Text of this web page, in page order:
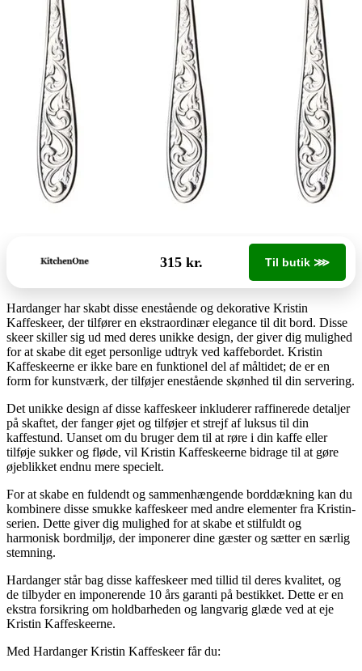
315 kr. Til butik ⋙
Hardanger har skabt disse enestående og dekorative Kristin
Kaffeskeer, der tilfører en ekstraordinær elegance til dit bord. Disse
skeer skiller sig ud med deres unikke design, der giver dig mulighed
for at skabe dit eget personlige udtryk ved kaffebordet. Kristin
Kaffeskeerne er ikke bare en funktionel del af måltidet; de er en
form for kunstværk, der tilføjer enestående skønhed til din servering.
Det unikke design af disse kaffeskeer inkluderer raffinerede detaljer
på skaftet, der fanger øjet og tilføjer et strejf af luksus til din
kaffestund. Uanset om du bruger dem til at røre i din kaffe eller
tilføje sukker og fløde, vil Kristin Kaffeskeerne bidrage til at gøre
øjeblikket endnu mere specielt.
For at skabe en fuldendt og sammenhængende borddækning kan du
kombinere disse smukke kaffeskeer med andre elementer fra Kristin-
serien. Dette giver dig mulighed for at skabe et stilfuldt og
harmonisk bordmiljø, der imponerer dine gæster og sætter en særlig
stemning.
Hardanger står bag disse kaffeskeer med tillid til deres kvalitet, og
de tilbyder en imponerende 10 års garanti på bestikket. Dette er en
ekstra forsikring om holdbarheden og langvarig glæde ved at eje
Kristin Kaffeskeerne.
Med Hardanger Kristin Kaffeskeer får du: